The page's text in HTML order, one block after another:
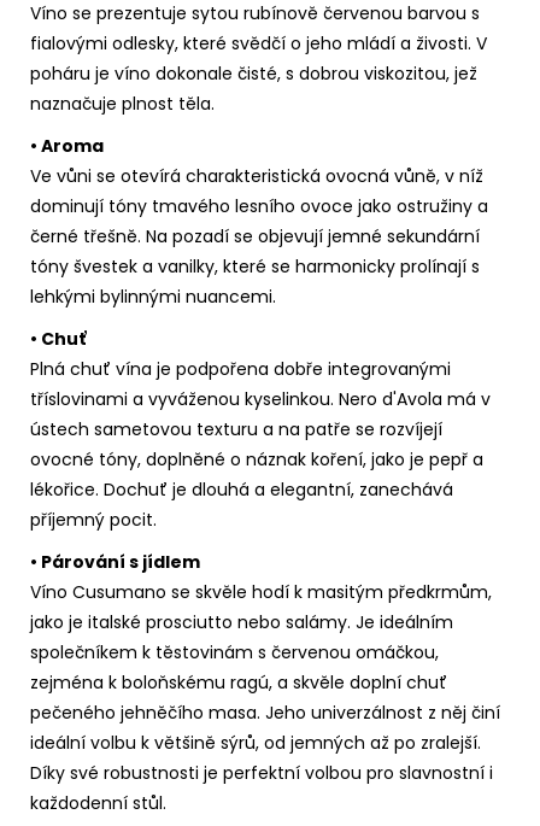
Víno se prezentuje sytou rubínově červenou barvou s
fialovými odlesky, které svědčí o jeho mládí a živosti. V
poháru je víno dokonale čisté, s dobrou viskozitou, jež
naznačuje plnost těla.
• Aroma
Ve vůni se otevírá charakteristická ovocná vůně, v níž
dominují tóny tmavého lesního ovoce jako ostružiny a
černé třešně. Na pozadí se objevují jemné sekundární
tóny švestek a vanilky, které se harmonicky prolínají s
lehkými bylinnými nuancemi.
• Chuť
Plná chuť vína je podpořena dobře integrovanými
tříslovinami a vyváženou kyselinkou. Nero d'Avola má v
ústech sametovou texturu a na patře se rozvíjejí
ovocné tóny, doplněné o náznak koření, jako je pepř a
lékořice. Dochuť je dlouhá a elegantní, zanechává
příjemný pocit.
• Párování s jídlem
Víno Cusumano se skvěle hodí k masitým předkrmům,
jako je italské prosciutto nebo salámy. Je ideálním
společníkem k těstovinám s červenou omáčkou,
zejména k boloňskému ragú, a skvěle doplní chuť
pečeného jehněčího masa. Jeho univerzálnost z něj činí
ideální volbu k většině sýrů, od jemných až po zralejší.
Díky své robustnosti je perfektní volbou pro slavnostní i
každodenní stůl.